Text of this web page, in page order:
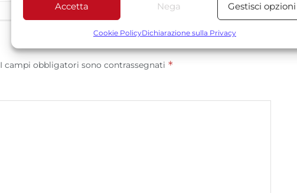
Funzionalità Sempre
Abbinare e combinare dati provenienti da altre fonti di dati,
dispositivi in base a informazioni richieste attivamente.
Accetta Nega Gestisci opzioni
Cookie PolicyDichiarazione sulla Privacy
I campi obbligatori sono contrassegnati *